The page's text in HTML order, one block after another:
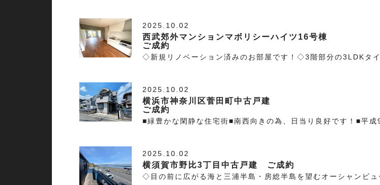
2025.10.02
西武郊外マンションマボリシーハイツ16号棟
ご成約
◇新規リノベーション済みのお部屋です！◇3階部分の3LDKタ
2025.10.02
横浜市神奈川区菅田町中古戸建
ご成約
■緑豊かな閑静な住宅街■南西向きの為、日当り良好です！■平
2025.10.02
横須賀市野比3丁目中古戸建 ご成約
◇目の前に広がる海と三浦半島・房総半島を望むオーシャンビ